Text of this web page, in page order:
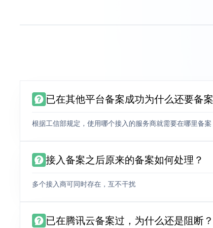
已在其他平台备案成功为什么还要备
根据工信部规定，使用哪个接入的服务商就需要在哪里备案
接入备案之后原来的备案如何处理？
多个接入商可同时存在，互不干扰
已在腾讯云备案过，为什么还是阻断？